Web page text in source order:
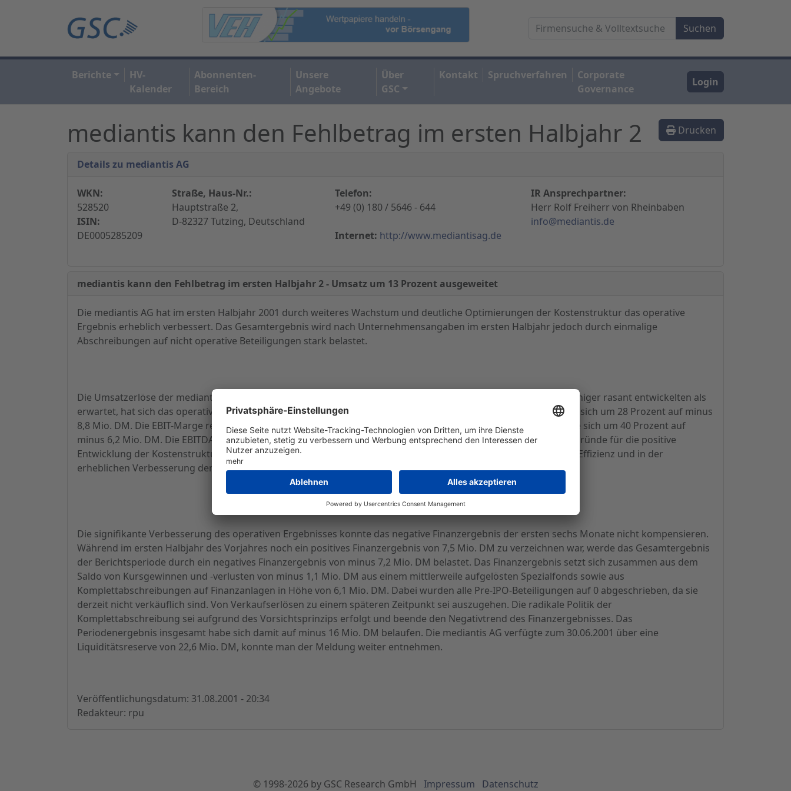
Berichte
HV-
Kalender
Abonnenten-
Bereich
Unsere
Angebote
Über
GSC
Kontakt Spruchverfahren
Corporate
Governance
Login
Drucken
mediantis kann den Fehlbetrag im ersten Halbjahr 2
Details zu mediantis AG
WKN:
528520
ISIN:
DE0005285209
Straße, Haus-Nr.:
Hauptstraße 2,
D-82327 Tutzing, Deutschland
Telefon:
+49 (0) 180 / 5646 - 644
Internet: http://www.mediantisag.de
IR Ansprechpartner:
Herr Rolf Freiherr von Rheinbaben
info@mediantis.de
mediantis kann den Fehlbetrag im ersten Halbjahr 2 - Umsatz um 13 Prozent ausgeweitet
Die mediantis AG hat im ersten Halbjahr 2001 durch weiteres Wachstum und deutliche Optimierungen der Kostenstruktur das operative
Ergebnis erheblich verbessert. Das Gesamtergebnis wird nach Unternehmensangaben im ersten Halbjahr jedoch durch einmalige
Abschreibungen auf nicht operative Beteiligungen stark belastet.
Die Umsatzerlöse der mediantis AG stiegen mit 19,2 Mio. DM um 13 Prozent. Obwohl sich die Umsätze damit weniger rasant entwickelten als
erwartet, hat sich das operative Ergebnis plangemäß erheblich verbessert: Der operative Verlust EBIT reduzierte sich um 28 Prozent auf minus
8,8 Mio. DM. Die EBIT-Marge reduzierte sich von minus 72 Prozent auf minus 46 Prozent. Das EBITDA verbesserte sich um 40 Prozent auf
minus 6,2 Mio. DM. Die EBITDA-Marge konnte von minus 61 Prozent auf minus 32 Prozent halbiert werden. Die Gründe für die positive
Entwicklung der Kostenstruktur liegen weiteren Angaben zufolge insbesondere in der Erhöhung der Marketing-Effizienz und in der
erheblichen Verbesserung der Einkaufmargen von 24 Prozent auf 35 Prozent.
Die signifikante Verbesserung des operativen Ergebnisses konnte das negative Finanzergebnis der ersten sechs Monate nicht kompensieren.
Während im ersten Halbjahr des Vorjahres noch ein positives Finanzergebnis von 7,5 Mio. DM zu verzeichnen war, werde das Gesamtergebnis
der Berichtsperiode durch ein negatives Finanzergebnis von minus 7,2 Mio. DM belastet. Das Finanzergebnis setzt sich zusammen aus dem
Saldo von Kursgewinnen und -verlusten von minus 1,1 Mio. DM aus einem mittlerweile aufgelösten Spezialfonds sowie aus
Komplettabschreibungen auf Finanzanlagen in Höhe von 6,1 Mio. DM. Dabei wurden alle Pre-IPO-Beteiligungen auf 0 abgeschrieben, da sie
derzeit nicht verkäuflich sind. Von Verkaufserlösen zu einem späteren Zeitpunkt sei auszugehen. Die radikale Politik der
Komplettabschreibung sei aufgrund des Vorsichtsprinzips erfolgt und beende den Negativtrend des Finanzergebnisses. Das
Periodenergebnis insgesamt habe sich damit auf minus 16 Mio. DM belaufen. Die mediantis AG verfügte zum 30.06.2001 über eine
Liquiditätsreserve von 22,6 Mio. DM, konnte man der Meldung weiter entnehmen.
Veröffentlichungsdatum: 31.08.2001 - 20:34
Redakteur: rpu
© 1998-2026by GSC Research GmbH Impressum Datenschutz